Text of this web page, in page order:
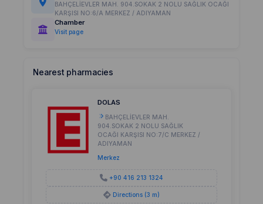
BAHÇELİEVLER MAH. 904.SOKAK 2 NOLU SAĞLIK OCAĞI
KARŞISI NO:6/A MERKEZ / ADIYAMAN
Chamber
Visit page
Nearest pharmacies
DOLAS
BAHÇELİEVLER MAH.
904.SOKAK 2 NOLU SAĞLIK
OCAĞI KARŞISI NO:7/C MERKEZ /
ADIYAMAN
Merkez
+90 416 213 1324
Directions (3 m)